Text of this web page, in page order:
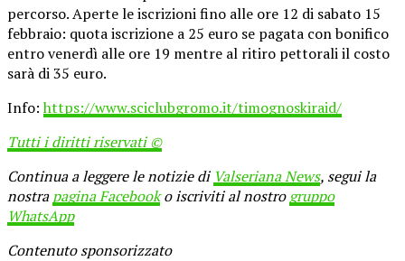
percorso. Aperte le iscrizioni fino alle ore 12 di sabato 15
febbraio: quota iscrizione a 25 euro se pagata con bonifico
entro venerdì alle ore 19 mentre al ritiro pettorali il costo
sarà di 35 euro.
Info:https://www.sciclubgromo.it/timognoskiraid/
Tutti i diritti riservati ©
Continua a leggere le notizie di Valseriana News, segui la
nostrapagina Facebooko iscriviti al nostrogruppo
WhatsApp
Contenuto sponsorizzato